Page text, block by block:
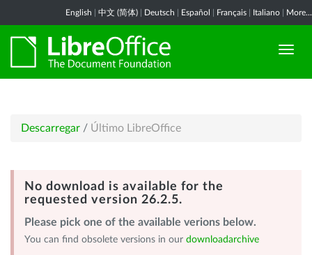
English 中文 (简体) Deutsch Español Français Italiano More...
Descarregar / Último LibreOffice
No download is available for the
requested version 26.2.5.
Please pick one of the available verions below.
You can find obsolete versions in our downloadarchive